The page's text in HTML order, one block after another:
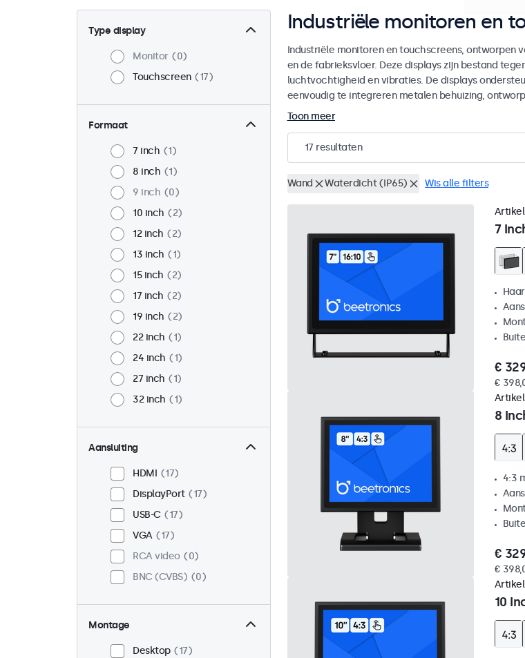
Type display
Monitor
0
Touchscreen
17
Formaat
7 inch
1
8 inch
1
9 inch
0
10 inch
2
12 inch
2
13 inch
1
15 inch
2
17 inch
2
19 inch
2
22 inch
1
24 inch
1
27 inch
1
32 inch
1
Aansluiting
HDMI
17
DisplayPort
17
USB-C
17
VGA
17
RCA video
0
BNC (CVBS)
0
Montage
Desktop
17
Industriële monitoren en
Industriële monitoren en touchscreens, ontworpen
en de fabrieksvloer. Deze displays zijn bestand
luchtvochtigheid en vibraties. De displays
eenvoudig te integreren metalen behuizing,
Toon meer
17 resultaten
Wand Waterdicht (IP65) Wis alle filters
7
€
€
8
4:3
€
€
10